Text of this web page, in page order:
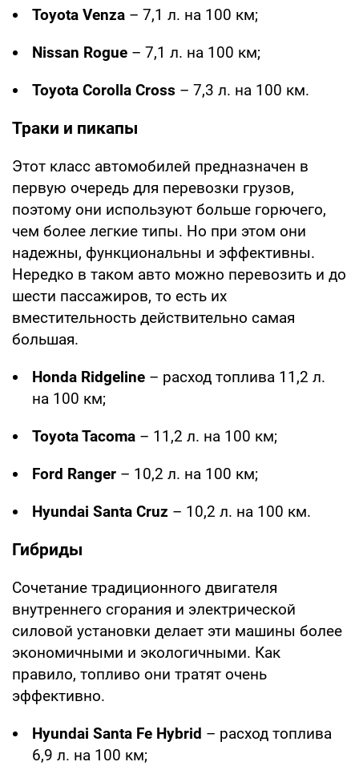
Toyota Venza – 7,1 л. на 100 км;
Nissan Rogue – 7,1 л. на 100 км;
Toyota Corolla Cross – 7,3 л. на 100 км.
Траки и пикапы
Этот класс автомобилей предназначен в
первую очередь для перевозки грузов,
поэтому они используют больше горючего,
чем более легкие типы. Но при этом они
надежны, функциональны и эффективны.
Нередко в таком авто можно перевозить и до
шести пассажиров, то есть их
вместительность действительно самая
большая.
Honda Ridgeline – расход топлива 11,2 л.
на 100 км;
Toyota Tacoma – 11,2 л. на 100 км;
Ford Ranger – 10,2 л. на 100 км;
Hyundai Santa Cruz – 10,2 л. на 100 км.
Гибриды
Сочетание традиционного двигателя
внутреннего сгорания и электрической
силовой установки делает эти машины более
экономичными и экологичными. Как
правило, топливо они тратят очень
эффективно.
Hyundai Santa Fe Hybrid – расход топлива
6,9 л. на 100 км;